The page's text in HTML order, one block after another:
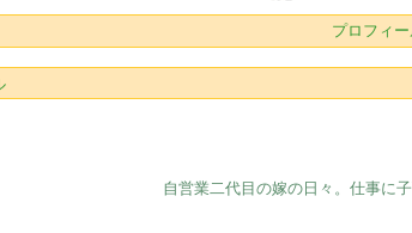
プロフィ
自営業二代目の嫁の日々。仕事に